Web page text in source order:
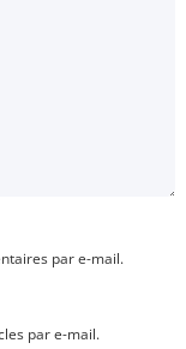
par e-mail.
par e-mail.